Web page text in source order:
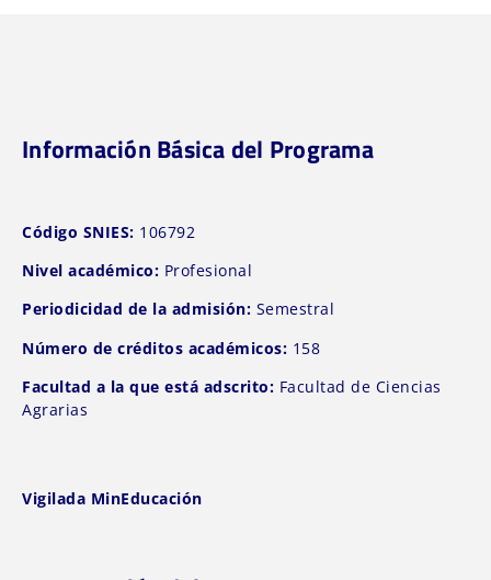
Información Básica del Programa
Código SNIES: 106792
Nivel académico: Profesional
Periodicidad de la admisión: Semestral
Número de créditos académicos: 158
Facultad a la que está adscrito: Facultad de Ciencias
Agrarias
Vigilada MinEducación